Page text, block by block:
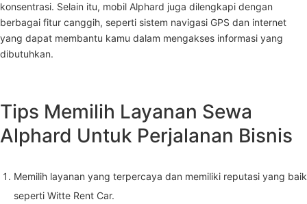
konsentrasi. Selain itu, mobil Alphard juga dilengkapi dengan
berbagai fitur canggih, seperti sistem navigasi GPS dan internet
yang dapat membantu kamu dalam mengakses informasi yang
dibutuhkan.
Tips Memilih Layanan Sewa
Alphard Untuk Perjalanan Bisnis
Memilih layanan yang terpercaya dan memiliki reputasi yang baik
seperti Witte Rent Car.